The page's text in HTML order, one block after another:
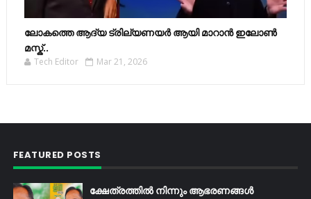
ലോകത്തെ ആദ്യ ട്രില്യണയർ ആയി മാറാൻ ഇലോൺ
മസ്ക്..
Tech Editor Mar 21, 2026
FEATURED POSTS
ക്ഷേത്രത്തിൽ നിന്നും ആഭരണങ്ങൾ